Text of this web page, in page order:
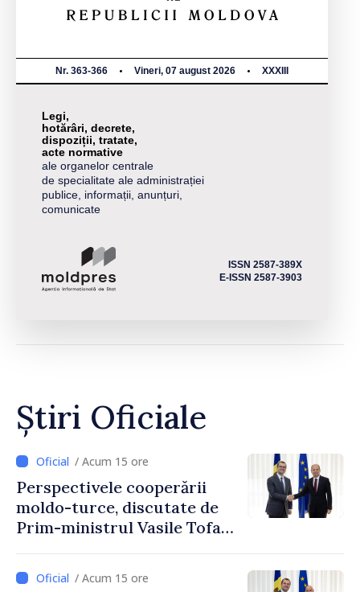
Nr. 363-366 Vineri, 07 august 2026 XXXIII
Legi,
hotărâri, decrete,
dispoziții, tratate,
acte normative
ale organelor centrale
de specialitate ale administrației
publice, informații, anunțuri,
comunicate
ISSN 2587-389X
E-ISSN 2587-3903
Știri Oficiale
/ Acum 15 ore
Perspectivele cooperării
moldo-turce, discutate de
Prim-ministrul Vasile Tofan
Uygar Mustafa Sertel
/ Acum 15 ore